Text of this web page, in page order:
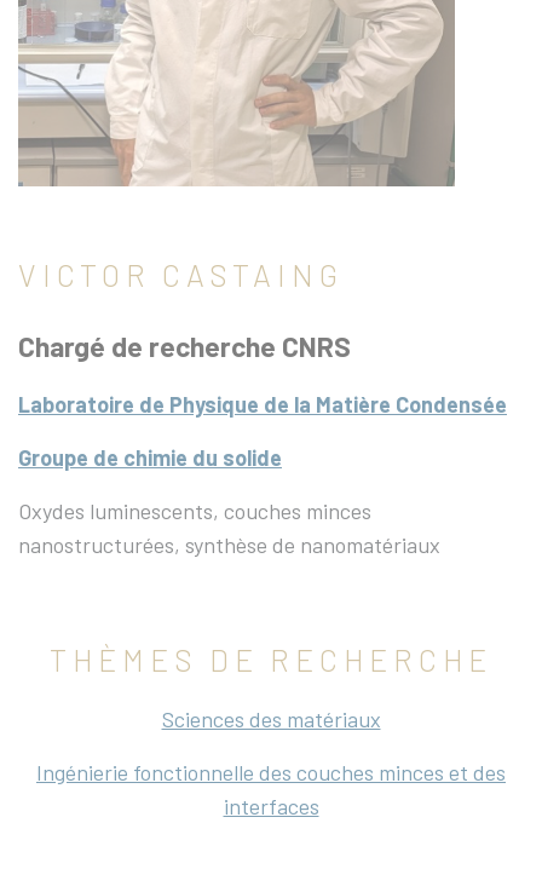
VICTOR CASTAING
Chargé de recherche CNRS
Laboratoire de Physique de la Matière Condensée
Groupe de chimie du solide
Oxydes luminescents, couches minces
nanostructurées, synthèse de nanomatériaux
THÈMES DE RECHERCHE
Sciences des matériaux
Ingénierie fonctionnelle des couches minces et des
interfaces